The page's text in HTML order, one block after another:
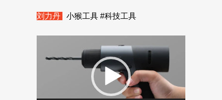
刘力丹 小猴工具 #科技工具
频
播
放
器